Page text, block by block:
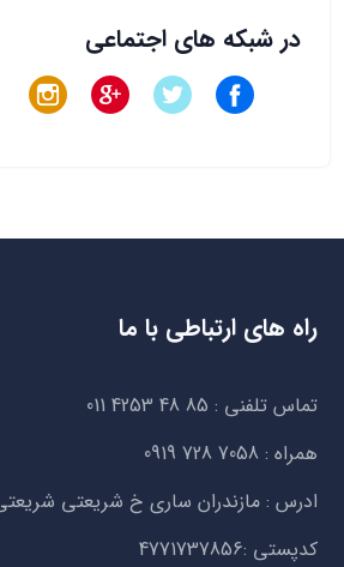
در شبکه های اجتماعی
راه های ارتباطی با ما
تماس تلفنی : 011 4253 48 85
همراه : 0919 728 7058
ادرس : مازندران ساری خ شریعتی شریعتی
کدپستی :4771737856